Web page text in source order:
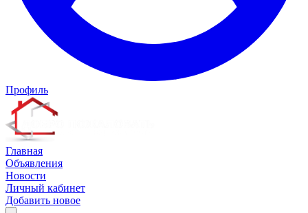
Профиль
Главная
Объявления
Новости
Личный кабинет
Добавить новое